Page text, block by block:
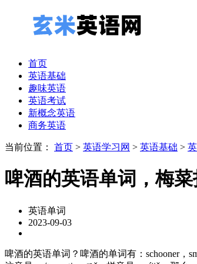
首页
英语基础
趣味英语
英语考试
新概念英语
商务英语
当前位置： 首页 > 英语学习网 > 英语基础 >
啤酒的英语单词，梅
英语单词
2023-09-03
啤酒的英语单词？啤酒的单词有：schooner，